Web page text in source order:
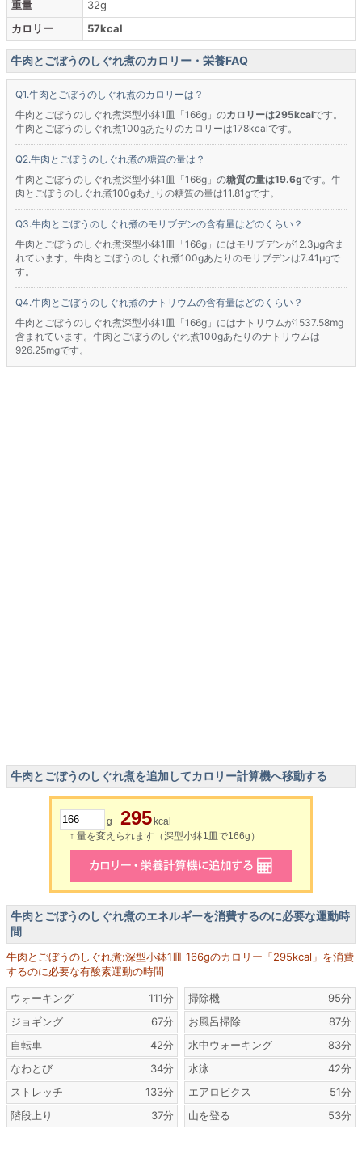
重量
32g
カロリー
57kcal
牛肉とごぼうのしぐれ煮のカロリー・栄養FAQ
牛肉とごぼうのしぐれ煮のカロリーは？
牛肉とごぼうのしぐれ煮深型小鉢1皿「166g」のカロリーは295kcalです。
牛肉とごぼうのしぐれ煮100gあたりのカロリーは178kcalです。
牛肉とごぼうのしぐれ煮の糖質の量は？
牛肉とごぼうのしぐれ煮深型小鉢1皿「166g」の糖質の量は19.6gです。牛
肉とごぼうのしぐれ煮100gあたりの糖質の量は11.81gです。
牛肉とごぼうのしぐれ煮のモリブデンの含有量はどのくらい？
牛肉とごぼうのしぐれ煮深型小鉢1皿「166g」にはモリブデンが12.3μg含ま
れています。牛肉とごぼうのしぐれ煮100gあたりのモリブデンは7.41μgで
す。
牛肉とごぼうのしぐれ煮のナトリウムの含有量はどのくらい？
牛肉とごぼうのしぐれ煮深型小鉢1皿「166g」にはナトリウムが1537.58mg
含まれています。牛肉とごぼうのしぐれ煮100gあたりのナトリウムは
926.25mgです。
牛肉とごぼうのしぐれ煮を追加してカロリー計算機へ移動する
g 295 kcal
↑ 量を変えられます（深型小鉢1皿で166g）
牛肉とごぼうのしぐれ煮のエネルギーを消費するのに必要な運動時
間
牛肉とごぼうのしぐれ煮:深型小鉢1皿 166gのカロリー「295kcal」を消費
するのに必要な有酸素運動の時間
ウォーキング
111分
ジョギング
67分
自転車
42分
なわとび
34分
ストレッチ
133分
階段上り
37分
掃除機
95分
お風呂掃除
87分
水中ウォーキング
83分
水泳
42分
エアロビクス
51分
山を登る
53分